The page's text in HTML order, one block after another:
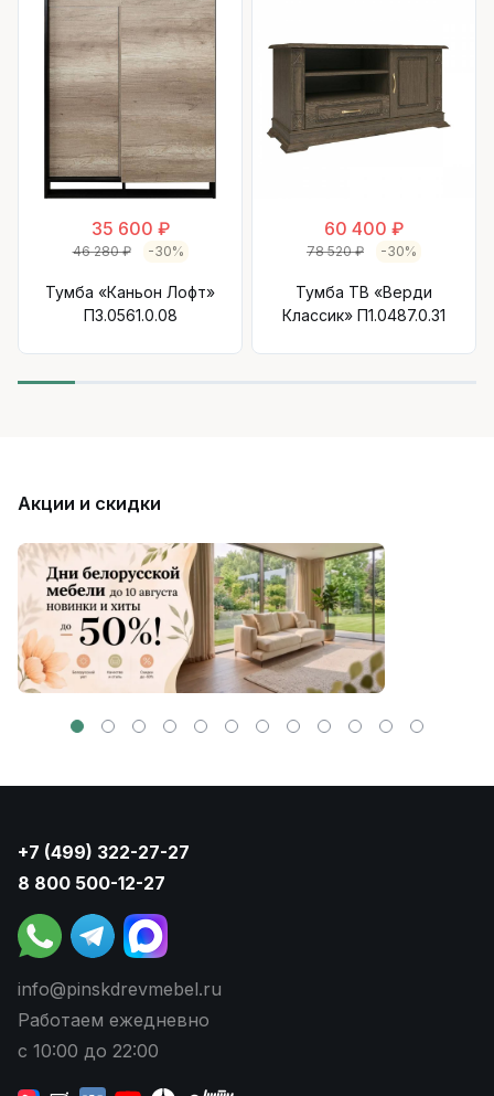
35 600 ₽
46 280 ₽ -30%
Тумба «Каньон Лофт»
П3.0561.0.08
60 400 ₽
78 520 ₽ -30%
Тумба ТВ «Верди
Классик» П1.0487.0.31
Акции и скидки
+7 (499) 322-27-27
8 800 500-12-27
info@pinskdrevmebel.ru
Работаем ежедневно
с 10:00 до 22:00